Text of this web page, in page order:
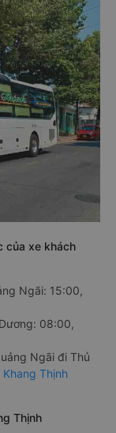
của xe khách
Ngãi: 15:00,
08:00,
Ngãi đi Thủ
Khang Thịnh
Thịnh